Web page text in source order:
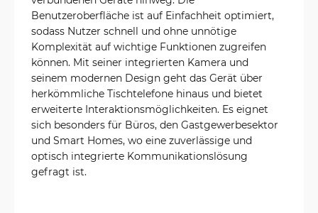
Benutzeroberfläche ist auf Einfachheit optimiert,
sodass Nutzer schnell und ohne unnötige
Komplexität auf wichtige Funktionen zugreifen
können. Mit seiner integrierten Kamera und
seinem modernen Design geht das Gerät über
herkömmliche Tischtelefone hinaus und bietet
erweiterte Interaktionsmöglichkeiten. Es eignet
sich besonders für Büros, den Gastgewerbesektor
und Smart Homes, wo eine zuverlässige und
optisch integrierte Kommunikationslösung
gefragt ist.